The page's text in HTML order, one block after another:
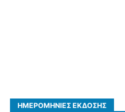
ΗΜΕΡΟΜΗΝΊΕΣ ΈΚΔΟΣΗΣ